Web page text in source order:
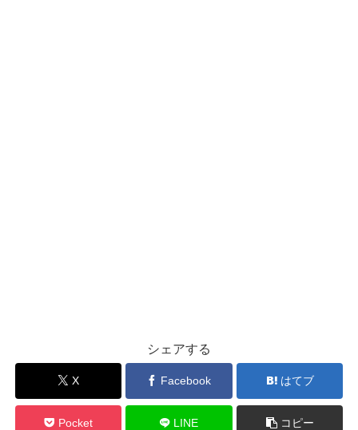
シェアする
X Facebook はてブ
Pocket LINE コピー